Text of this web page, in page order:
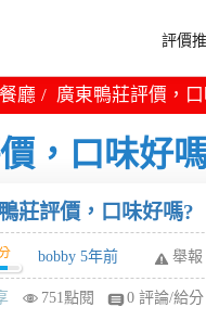
評價
餐廳 廣東鴨莊評價，
，口味好
莊評價，口味好嗎?
bobby 5年前 舉報
751點閱 0 評論/給分